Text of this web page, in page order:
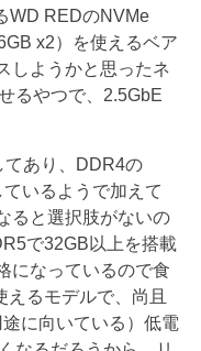
WD REDのNVMe
x2）を使えるベア
しようかと思ったネ
るやつで、2.5GbE
てあり、DDR4の
いるようで加えて
ると選択肢がないの
で32GB以上を搭載
になっているので食
るモデルで、尚且
に向いている）低電